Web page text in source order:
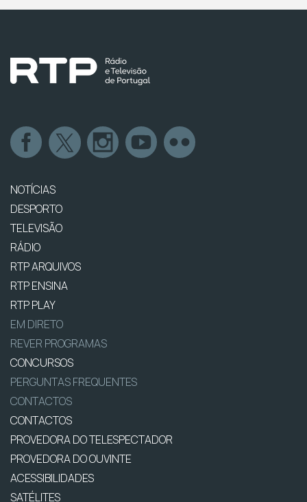
NOTÍCIAS
DESPORTO
TELEVISÃO
RÁDIO
RTP ARQUIVOS
RTP ENSINA
RTP PLAY
EM DIRETO
REVER PROGRAMAS
CONCURSOS
PERGUNTAS FREQUENTES
CONTACTOS
CONTACTOS
PROVEDORA DO TELESPECTADOR
PROVEDORA DO OUVINTE
ACESSIBILIDADES
SATÉLITES